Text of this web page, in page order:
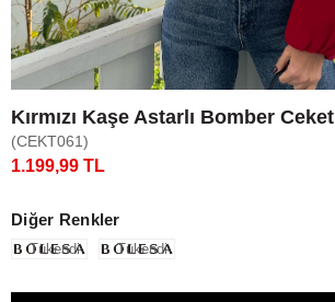
Kırmızı Kaşe Astarlı Bomber Ceket
(CEKT061)
1.199,99 TL
Diğer Renkler
Tükendi Tükendi